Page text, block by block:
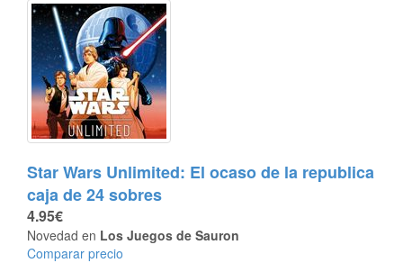
Star Wars Unlimited: El ocaso de la republica
caja de 24 sobres
4.95€
Novedad en Los Juegos de Sauron
Comparar precio